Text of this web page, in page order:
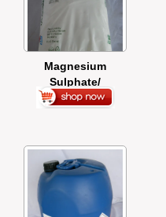
Magnesium
Sulphate/
แมกนีเซียม ซัลเฟต